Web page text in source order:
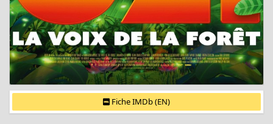
Fiche IMDb (EN)